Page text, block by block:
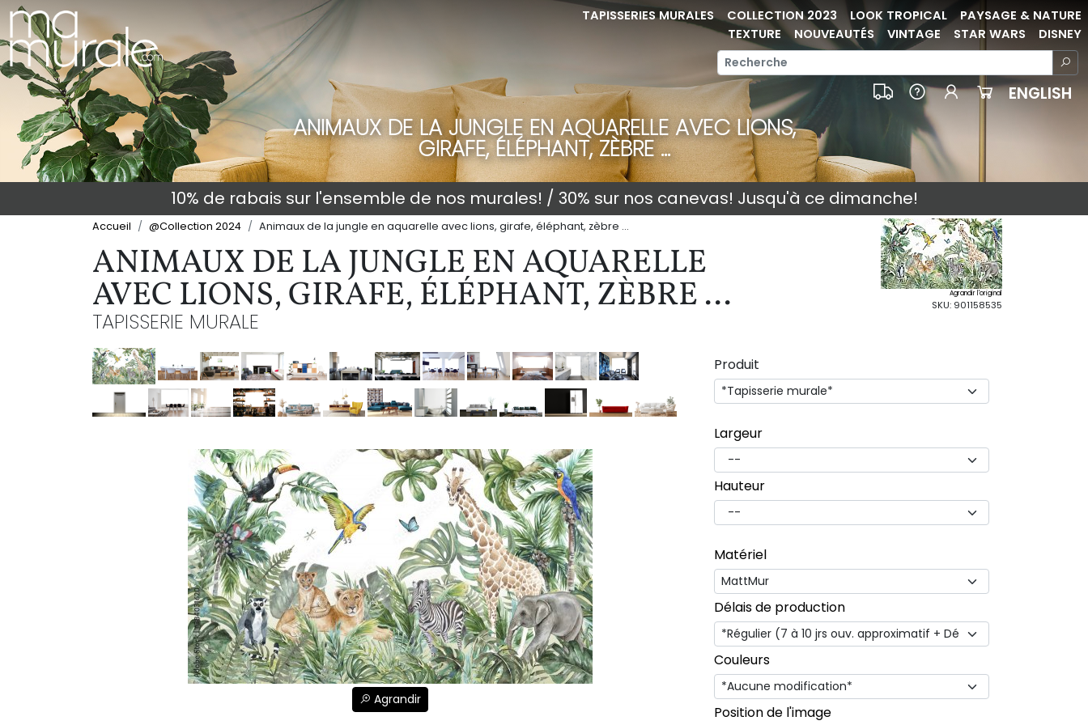
TAPISSERIES MURALES COLLECTION 2023 LOOK TROPICAL
PAYSAGE & NATURE
TEXTURE
NOUVEAUTÉS VINTAGE STAR WARS DISNEY
ENGLISH
ANIMAUX DE LA JUNGLE EN AQUARELLE AVEC LIONS,
GIRAFE, ÉLÉPHANT, ZÈBRE ...
10% de rabais sur l'ensemble de nos murales! / 30% sur nos canevas! Jusqu'à ce dimanche!
Accueil @Collection 2024 Animaux de la jungle en aquarelle avec lions, girafe, éléphant, zèbre ...
ANIMAUX DE LA JUNGLE EN AQUARELLE
AVEC LIONS, GIRAFE, ÉLÉPHANT, ZÈBRE ...
TAPISSERIE MURALE
Agrandir l'original
SKU: 901158535
Agrandir
Produit
Largeur
Hauteur
Matériel
Délais de production
Couleurs
Position de l'image